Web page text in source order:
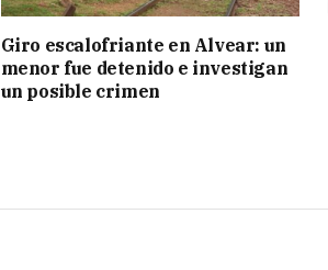
Giro escalofriante en Alvear: un
menor fue detenido e investigan
un posible crimen